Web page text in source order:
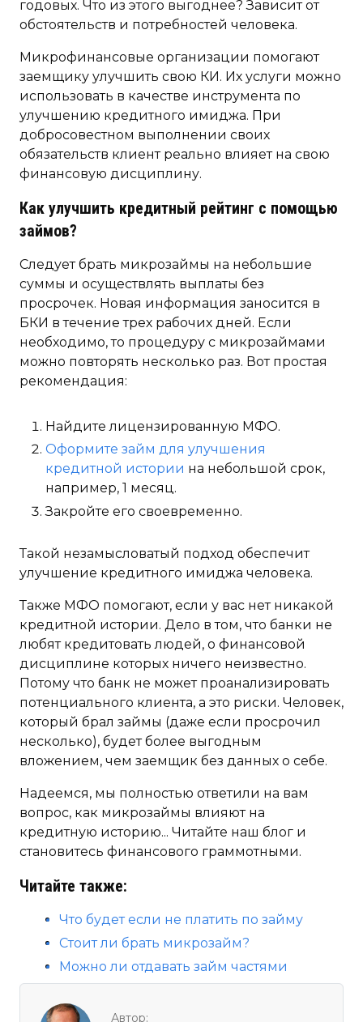
годовых. Что из этого выгоднее? Зависит от
обстоятельств и потребностей человека.
Микрофинансовые организации помогают
заемщику улучшить свою КИ. Их услуги можно
использовать в качестве инструмента по
улучшению кредитного имиджа. При
добросовестном выполнении своих
обязательств клиент реально влияет на свою
финансовую дисциплину.
Как улучшить кредитный рейтинг с помощью
займов?
Следует брать микрозаймы на небольшие
суммы и осуществлять выплаты без
просрочек. Новая информация заносится в
БКИ в течение трех рабочих дней. Если
необходимо, то процедуру с микрозаймами
можно повторять несколько раз. Вот простая
рекомендация:
Найдите лицензированную МФО.
Оформите займ для улучшения
кредитной истории на небольшой срок,
например, 1 месяц.
Закройте его своевременно.
Такой незамысловатый подход обеспечит
улучшение кредитного имиджа человека.
Также МФО помогают, если у вас нет никакой
кредитной истории. Дело в том, что банки не
любят кредитовать людей, о финансовой
дисциплине которых ничего неизвестно.
Потому что банк не может проанализировать
потенциального клиента, а это риски. Человек,
который брал займы (даже если просрочил
несколько), будет более выгодным
вложением, чем заемщик без данных о себе.
Надеемся, мы полностью ответили на вам
вопрос, как микрозаймы влияют на
кредитную историю... Читайте наш блог и
становитесь финансового граммотными.
Читайте также:
Что будет если не платить по займу
Стоит ли брать микрозайм?
Можно ли отдавать займ частями
Автор: